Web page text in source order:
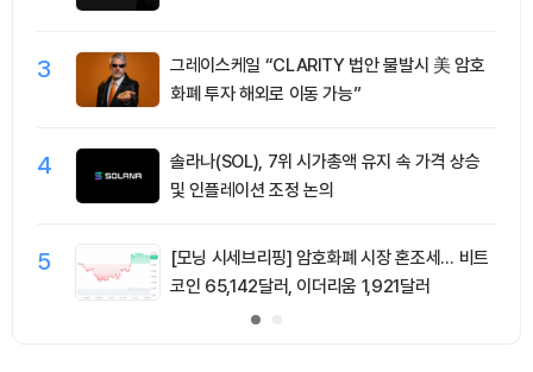
3
그레이스케일 “CLARITY 법안 불발시 美 암호
화폐 투자 해외로 이동 가능”
4
솔라나(SOL), 7위 시가총액 유지 속 가격 상승
및 인플레이션 조정 논의
5
[모닝 시세브리핑] 암호화폐 시장 혼조세… 비트
코인 65,142달러, 이더리움 1,921달러